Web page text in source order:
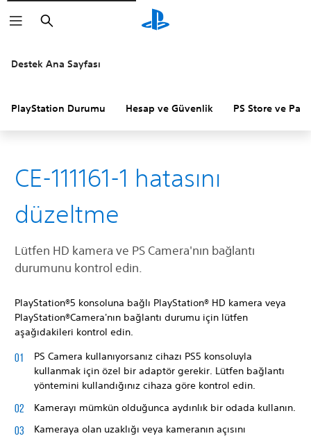
Arama
Destek Ana Sayfası
PlayStation Durumu Hesap ve Güvenlik PS Store ve
CE-111161-1 hatasını
düzeltme
Lütfen HD kamera ve PS Camera'nın bağlantı
durumunu kontrol edin.
PlayStation®5 konsoluna bağlı PlayStation® HD kamera veya
PlayStation®Camera'nın bağlantı durumu için lütfen
aşağıdakileri kontrol edin.
PS Camera kullanıyorsanız cihazı PS5 konsoluyla
kullanmak için özel bir adaptör gerekir. Lütfen bağlantı
yöntemini kullandığınız cihaza göre kontrol edin.
Kamerayı mümkün olduğunca aydınlık bir odada kullanın.
Kameraya olan uzaklığı veya kameranın açısını